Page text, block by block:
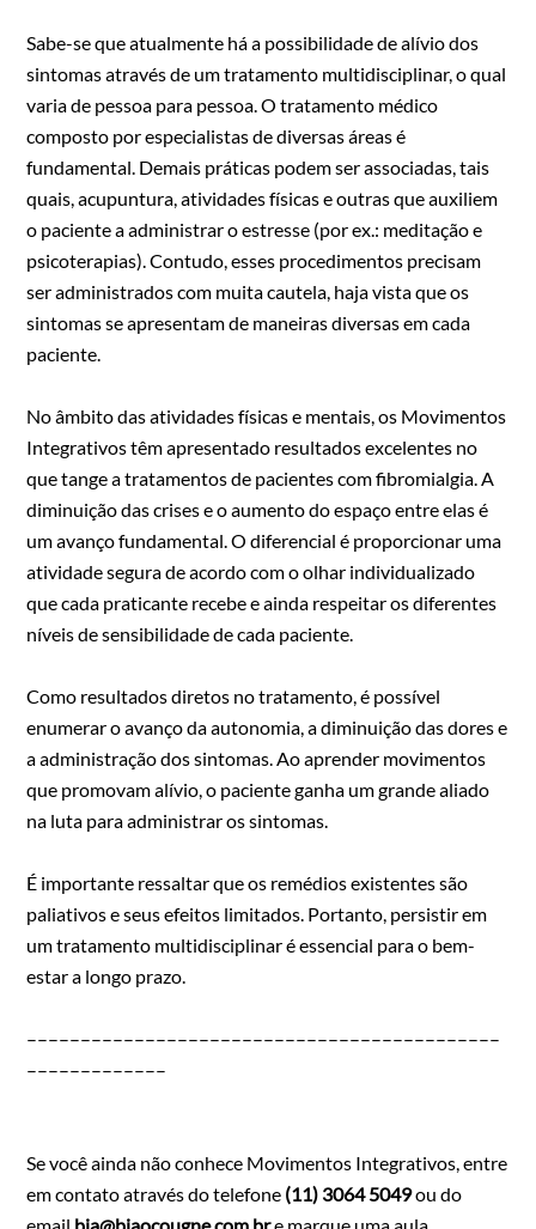
Sabe-se que atualmente há a possibilidade de alívio dos
sintomas através de um tratamento multidisciplinar, o qual
varia de pessoa para pessoa. O tratamento médico
composto por especialistas de diversas áreas é
fundamental. Demais práticas podem ser associadas, tais
quais, acupuntura, atividades físicas e outras que auxiliem
o paciente a administrar o estresse (por ex.: meditação e
psicoterapias). Contudo, esses procedimentos precisam
ser administrados com muita cautela, haja vista que os
sintomas se apresentam de maneiras diversas em cada
paciente.
No âmbito das atividades físicas e mentais, os Movimentos
Integrativos têm apresentado resultados excelentes no
que tange a tratamentos de pacientes com fibromialgia. A
diminuição das crises e o aumento do espaço entre elas é
um avanço fundamental. O diferencial é proporcionar uma
atividade segura de acordo com o olhar individualizado
que cada praticante recebe e ainda respeitar os diferentes
níveis de sensibilidade de cada paciente.
Como resultados diretos no tratamento, é possível
enumerar o avanço da autonomia, a diminuição das dores e
a administração dos sintomas. Ao aprender movimentos
que promovam alívio, o paciente ganha um grande aliado
na luta para administrar os sintomas.
É importante ressaltar que os remédios existentes são
paliativos e seus efeitos limitados. Portanto, persistir em
um tratamento multidisciplinar é essencial para o bem-
estar a longo prazo.
––––––––––––––––––––––––––––––––––––––––––––
–––––––––––––
Se você ainda não conhece Movimentos Integrativos, entre
em contato através do telefone (11) 3064 5049ou do